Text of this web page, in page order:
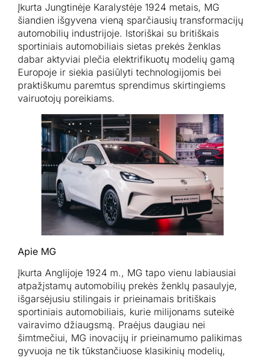
Įkurta Jungtinėje Karalystėje 1924 metais, MG
šiandien išgyvena vieną sparčiausių transformacijų
automobilių industrijoje. Istoriškai su britiškais
sportiniais automobiliais sietas prekės ženklas
dabar aktyviai plečia elektrifikuotų modelių gamą
Europoje ir siekia pasiūlyti technologijomis bei
praktiškumu paremtus sprendimus skirtingiems
vairuotojų poreikiams.
Apie MG
Įkurta Anglijoje 1924 m., MG tapo vienu labiausiai
atpažįstamų automobilių prekės ženklų pasaulyje,
išgarsėjusiu stilingais ir prieinamais britiškais
sportiniais automobiliais, kurie milijonams suteikė
vairavimo džiaugsmą. Praėjus daugiau nei
šimtmečiui, MG inovacijų ir prieinamumo palikimas
gyvuoja ne tik tūkstančiuose klasikinių modelių,